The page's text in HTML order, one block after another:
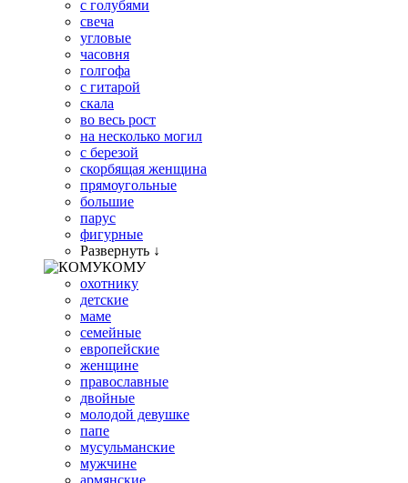
с голубями
свеча
угловые
часовня
голгофа
с гитарой
скала
во весь рост
на несколько могил
с березой
скорбящая женщина
прямоугольные
большие
парус
фигурные
Развернуть ↓
КОМУ
охотнику
детские
маме
семейные
европейские
женщине
православные
двойные
молодой девушке
папе
мусульманские
мужчине
армянские